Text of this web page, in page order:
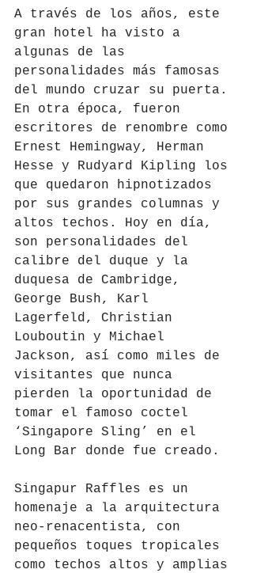
A través de los años, este
gran hotel ha visto a
algunas de las
personalidades más famosas
del mundo cruzar su puerta.
En otra época, fueron
escritores de renombre como
Ernest Hemingway, Herman
Hesse y Rudyard Kipling los
que quedaron hipnotizados
por sus grandes columnas y
altos techos. Hoy en día,
son personalidades del
calibre del duque y la
duquesa de Cambridge,
George Bush, Karl
Lagerfeld, Christian
Louboutin y Michael
Jackson, así como miles de
visitantes que nunca
pierden la oportunidad de
tomar el famoso coctel
‘Singapore Sling’ en el
Long Bar donde fue creado.
Singapur Raffles es un
homenaje a la arquitectura
neo-renacentista, con
pequeños toques tropicales
como techos altos y amplias